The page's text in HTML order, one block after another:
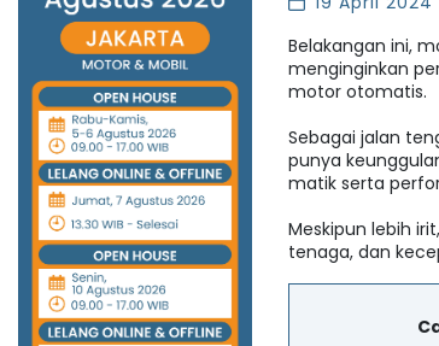
Belakangan ini,
menginginkan
motor otomatis.
Sebagai jalan
punya
matik serta
Meskipun lebih
tenaga, dan